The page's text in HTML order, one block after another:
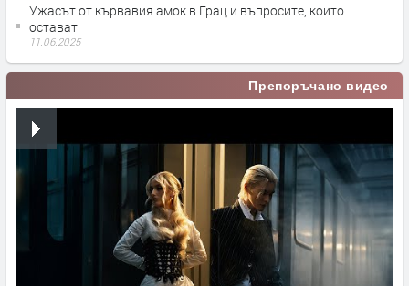
Ужасът от кървавия амок в Грац и въпросите, които
остават
11.06.2025
Препоръчано видео